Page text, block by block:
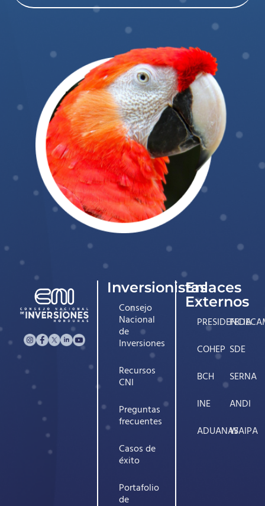
Inversionistas
Consejo
Nacional
de
Inversiones
Recursos
CNI
Preguntas
frecuentes
Casos de
éxito
Portafolio
de
Enlaces
Externos
PRESIDENCIA
COHEP
BCH
INE
ADUANAS
SDE
SERNA
ANDI
WAIPA